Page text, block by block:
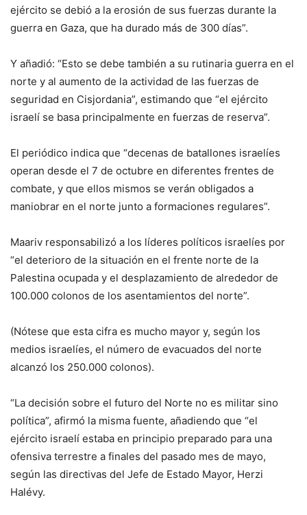
ejército se debió a la erosión de sus fuerzas durante la
guerra en Gaza, que ha durado más de 300 días”.
Y añadió: “Esto se debe también a su rutinaria guerra en el
norte y al aumento de la actividad de las fuerzas de
seguridad en Cisjordania”, estimando que “el ejército
israelí se basa principalmente en fuerzas de reserva”.
El periódico indica que “decenas de batallones israelíes
operan desde el 7 de octubre en diferentes frentes de
combate, y que ellos mismos se verán obligados a
maniobrar en el norte junto a formaciones regulares”.
Maariv responsabilizó a los líderes políticos israelíes por
“el deterioro de la situación en el frente norte de la
Palestina ocupada y el desplazamiento de alrededor de
100.000 colonos de los asentamientos del norte”.
(Nótese que esta cifra es mucho mayor y, según los
medios israelíes, el número de evacuados del norte
alcanzó los 250.000 colonos).
“La decisión sobre el futuro del Norte no es militar sino
política”, afirmó la misma fuente, añadiendo que “el
ejército israelí estaba en principio preparado para una
ofensiva terrestre a finales del pasado mes de mayo,
según las directivas del Jefe de Estado Mayor, Herzi
Halévy.